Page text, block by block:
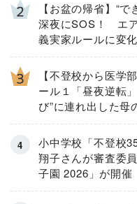
【お盆の帰省】“
深夜にSOS！ エ
義実家ルールに変
【不登校から医学
ール１「昼夜逆転
び”に連れ出した母
小中学校「不登校
翔子さんが審査委
子園 2026」が開催